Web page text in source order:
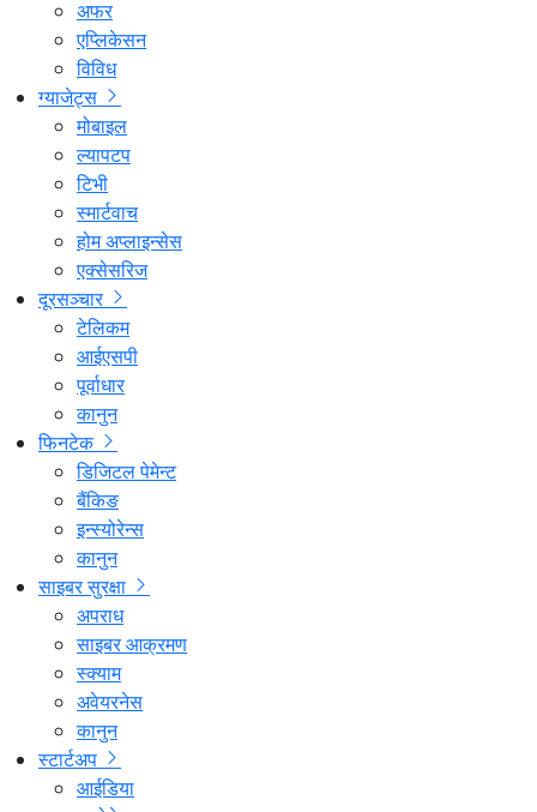
अफर
एप्लिकेसन
विविध
ग्याजेट्स
मोबाइल
ल्यापटप
टिभी
स्मार्टवाच
होम अप्लाइन्सेस
एक्सेसरिज
दूरसञ्चार
टेलिकम
आईएसपी
पूर्वाधार
कानुन
फिनटेक
डिजिटल पेमेन्ट
बैंकिङ
इन्स्योरेन्स
कानुन
साइबर सुरक्षा
अपराध
साइबर आक्रमण
स्क्याम
अवेयरनेस
कानुन
स्टार्टअप
आईडिया